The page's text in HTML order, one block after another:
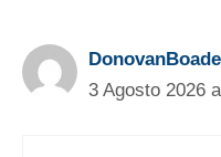
DonovanBoade
3 Agosto 2026